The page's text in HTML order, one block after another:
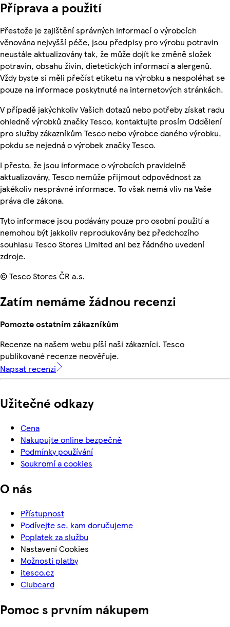
Příprava a použití
Přestože je zajištění správných informací o výrobcích
věnována nejvyšší péče, jsou předpisy pro výrobu potravin
neustále aktualizovány tak, že může dojít ke změně složek
potravin, obsahu živin, dietetických informací a alergenů.
Vždy byste si měli přečíst etiketu na výrobku a nespoléhat se
pouze na informace poskytnuté na internetových stránkách.
V případě jakýchkoliv Vašich dotazů nebo potřeby získat radu
ohledně výrobků značky Tesco, kontaktujte prosím Oddělení
pro služby zákazníkům Tesco nebo výrobce daného výrobku,
pokdu se nejedná o výrobek značky Tesco.
I přesto, že jsou informace o výrobcích pravidelně
aktualizovány, Tesco nemůže přijmout odpovědnost za
jakékoliv nesprávné informace. To však nemá vliv na Vaše
práva dle zákona.
Tyto informace jsou podávány pouze pro osobní použití a
nemohou být jakkoliv reprodukovány bez předchozího
souhlasu Tesco Stores Limited ani bez řádného uvedení
zdroje.
© Tesco Stores ČR a.s.
Zatím nemáme žádnou recenzi
Pomozte ostatním zákazníkům
Recenze na našem webu píší naši zákazníci. Tesco
publikované recenze neověřuje.
Napsat recenzi
Užitečné odkazy
Cena
Nakupujte online bezpečně
Podmínky používání
Soukromí a cookies
O nás
Přístupnost
Podívejte se, kam doručujeme
Poplatek za službu
Nastavení Cookies
Možnosti platby
itesco.cz
Clubcard
Pomoc s prvním nákupem